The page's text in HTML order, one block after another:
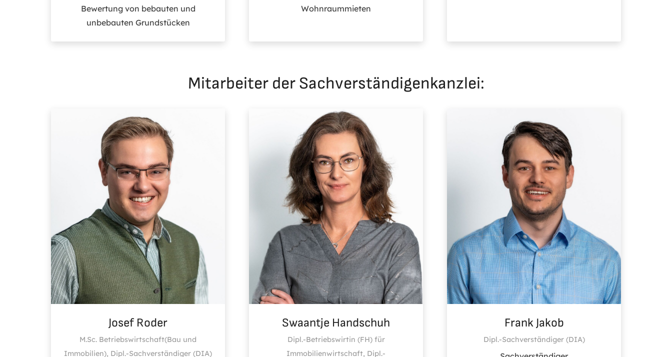
Bewertung von bebauten und
unbebauten Grundstücken
Wohnraummieten
Mitarbeiter der Sachverständigenkanzlei:
Josef Roder
M.Sc. Betriebswirtschaft(Bau und
Immobilien), Dipl.-Sachverständiger (DIA)
Swaantje Handschuh
Dipl.-Betriebswirtin (FH) für
Immobilienwirtschaft, Dipl.-
Frank Jakob
Dipl.-Sachverständiger (DIA)